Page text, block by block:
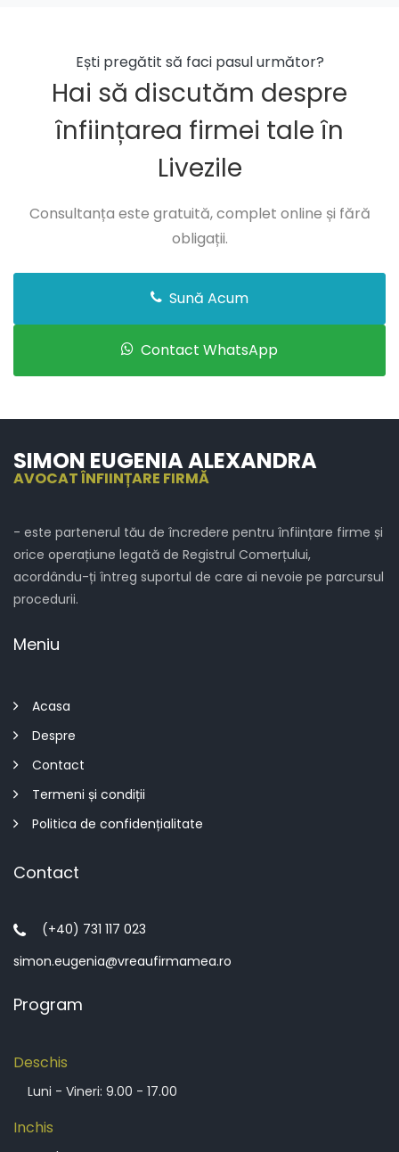
Ești pregătit să faci pasul următor?
Hai să discutăm despre
înființarea firmei tale în
Livezile
Consultanța este gratuită, complet online și fără
obligații.
Sună Acum
Contact WhatsApp
SIMON EUGENIA ALEXANDRA
AVOCAT ÎNFIINȚARE FIRMĂ
- este partenerul tău de încredere pentru înființare firme și
orice operațiune legată de Registrul Comerțului,
acordându-ți întreg suportul de care ai nevoie pe parcursul
procedurii.
Meniu
Acasa
Despre
Contact
Termeni și condiții
Politica de confidențialitate
Contact
(+40) 731 117 023
simon.eugenia@vreaufirmamea.ro
Program
Deschis
Luni - Vineri: 9.00 - 17.00
Inchis